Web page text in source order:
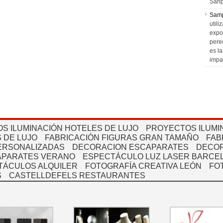
es
ILUMINACIÓN HOTELES DE LUJO
PROYECTOS
DE LUJO
FABRICACIÓN FIGURAS GRAN TAMAÑO
DECORACION ESCAPARATES
VERANO
ESPECTÁCULO LUZ LASER
ALQUILER
FOTOGRAFÍA CREATIVA LEÓN
CASTELLDEFELS RESTAURANTES